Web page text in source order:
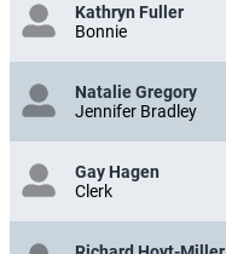
Kathryn Fuller
Bonnie
Natalie Gregory
Jennifer Bradley
Gay Hagen
Clerk